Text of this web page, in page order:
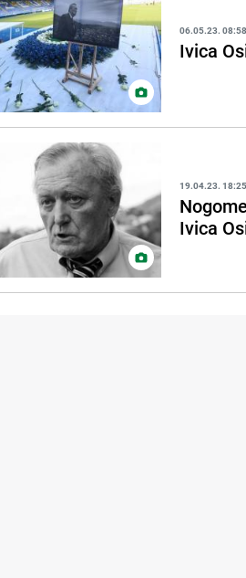
06.05.23. 08:58
Ivica
19.04.23. 18:25
Ivica